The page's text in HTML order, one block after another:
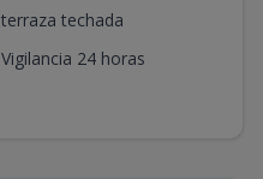
terraza techada
Vigilancia 24 horas